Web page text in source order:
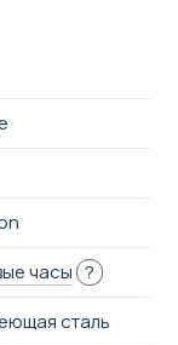
часы ?
сталь